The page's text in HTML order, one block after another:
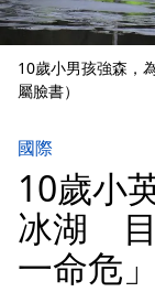
10歲小男孩強森，
屬臉書）
國際
10歲小
冰湖 目
一命危」